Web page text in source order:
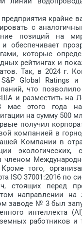
крайне
с
позиций на
и обеспечивает
которые
рейтингах и
Так, в 2024 г.
S&P Global
что
и разместить на
мае этого года
на сумму 500
получил
компанией в
Компании в
членом
того,
ISO 37001:2016 по
перед
направлении
заводе № 3 был
интеллекта
работников и